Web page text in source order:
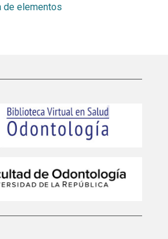
de elementos